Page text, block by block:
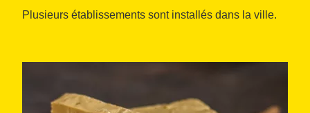
Plusieurs établissements sont installés dans la ville.